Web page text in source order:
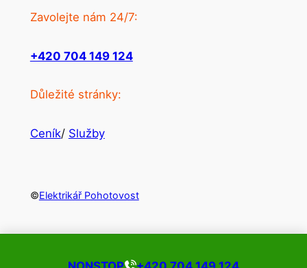
Zavolejte nám 24/7:
+420 704 149 124
Důležité stránky:
Ceník/ Služby
©Elektrikář Pohotovost